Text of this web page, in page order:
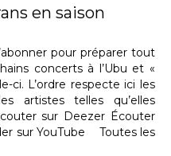
en saison
pour préparer tout
concerts à l’Ubu et «
ci. L’ordre respecte ici les
artistes telles qu’elles
sur Deezer Écouter
sur YouTube Toutes les